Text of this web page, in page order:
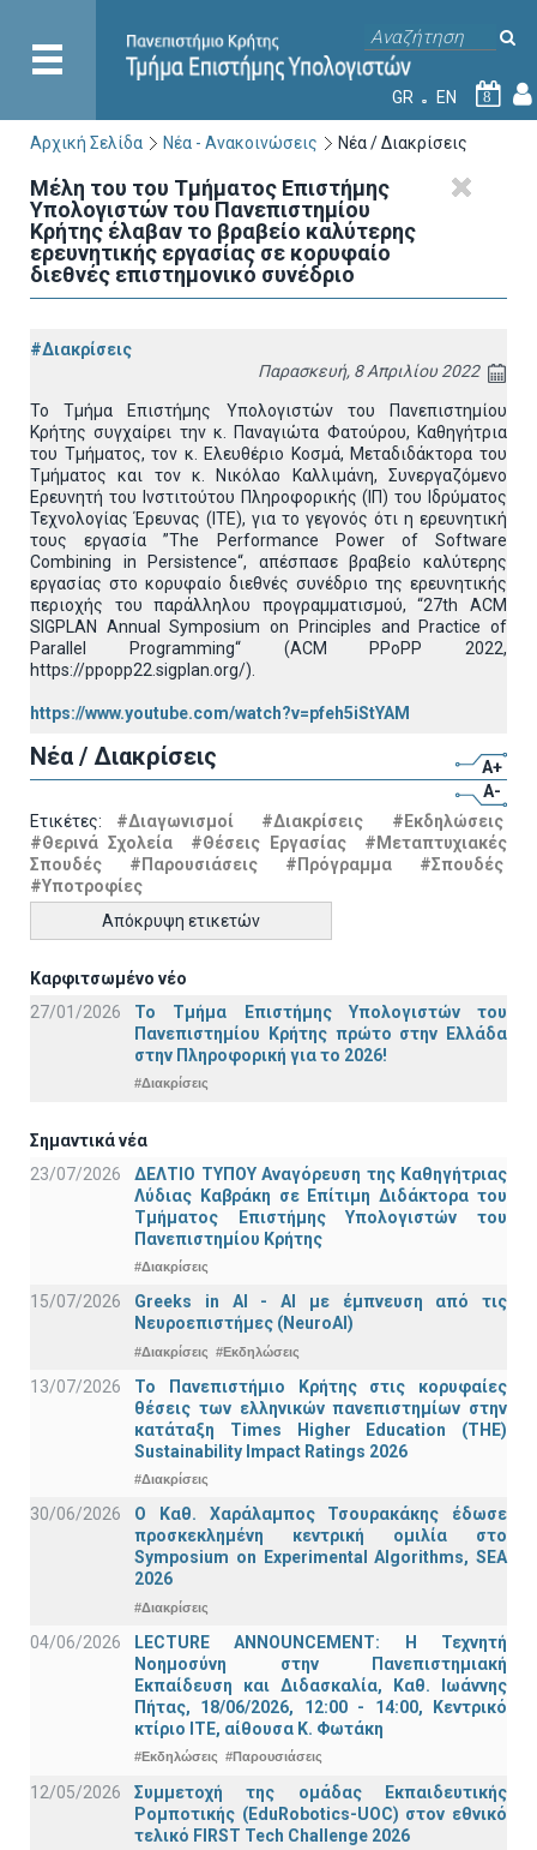
GR EN 8
Αρχική Σελίδα Νέα - Ανακοινώσεις Νέα / Διακρίσεις
Μέλη του του Τμήματος Επιστήμης
Υπολογιστών του Πανεπιστημίου
Κρήτης έλαβαν το βραβείο καλύτερης
ερευνητικής εργασίας σε κορυφαίο
διεθνές επιστημονικό συνέδριο
#Διακρίσεις
Παρασκευή, 8 Απριλίου 2022
To Τμήμα Επιστήμης Υπολογιστών του Πανεπιστημίου
Κρήτης συγχαίρει την κ. Παναγιώτα Φατούρου, Καθηγήτρια
του Τμήματος, τον κ. Ελευθέριο Κοσμά, Μεταδιδάκτορα του
Τμήματος και τον κ. Νικόλαο Καλλιμάνη, Συνεργαζόμενο
Ερευνητή του Ινστιτούτου Πληροφορικής (ΙΠ) του Ιδρύματος
Τεχνολογίας Έρευνας (ΙΤΕ), για το γεγονός ότι η ερευνητική
τους εργασία ”The Performance Power of Software
Combining in Persistence“, απέσπασε βραβείο καλύτερης
εργασίας στο κορυφαίο διεθνές συνέδριο της ερευνητικής
περιοχής του παράλληλου προγραμματισμού, “27th ACM
SIGPLAN Annual Symposium on Principles and Practice of
Parallel Programming“ (ACM PPoPP 2022,
https://ppopp22.sigplan.org/).
https://www.youtube.com/watch?v=pfeh5iStYAM
Νέα / Διακρίσεις
A+
A-
Ετικέτες: #Διαγωνισμοί #Διακρίσεις
#Εκδηλώσεις
#Θερινά Σχολεία
#Θέσεις Εργασίας
#Μεταπτυχιακές
Σπουδές
#Παρουσιάσεις #Πρόγραμμα
#Σπουδές
#Υποτροφίες
Απόκρυψη ετικετών
Καρφιτσωμένο νέο
27/01/2026
Το Τμήμα Επιστήμης Υπολογιστών του
Πανεπιστημίου Κρήτης πρώτο στην Ελλάδα
στην Πληροφορική για το 2026!
#Διακρίσεις
Σημαντικά νέα
23/07/2026
ΔΕΛΤΙΟ ΤΥΠΟΥ Αναγόρευση της Καθηγήτριας
Λύδιας Καβράκη σε Επίτιμη Διδάκτορα του
Τμήματος Επιστήμης Υπολογιστών του
Πανεπιστημίου Κρήτης
#Διακρίσεις
15/07/2026
Greeks in AI - ΑΙ με έμπνευση από τις
Νευροεπιστήμες (NeuroAI)
#Διακρίσεις #Εκδηλώσεις
13/07/2026
Το Πανεπιστήμιο Κρήτης στις κορυφαίες
θέσεις των ελληνικών πανεπιστημίων στην
κατάταξη Times Higher Education (ΤΗΕ)
Sustainability Impact Ratings 2026
#Διακρίσεις
30/06/2026
Ο Καθ. Χαράλαμπος Τσουρακάκης έδωσε
προσκεκλημένη κεντρική ομιλία στο
Symposium on Experimental Algorithms, SEA
2026
#Διακρίσεις
04/06/2026
LECTURE ANNOUNCEMENT: Η Τεχνητή
Νοημοσύνη στην Πανεπιστημιακή
Εκπαίδευση και Διδασκαλία, Καθ. Ιωάννης
Πήτας, 18/06/2026, 12:00 - 14:00, Κεντρικό
κτίριο ΙΤΕ, αίθουσα Κ. Φωτάκη
#Εκδηλώσεις #Παρουσιάσεις
12/05/2026
Συμμετοχή της ομάδας Εκπαιδευτικής
Ρομποτικής (EduRobotics-UOC) στον εθνικό
τελικό FIRST Tech Challenge 2026